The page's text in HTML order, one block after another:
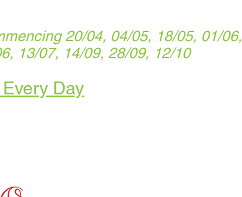
20/04, 04/05, 18/05, 01/06,
13/07, 14/09, 28/09, 12/10
Day